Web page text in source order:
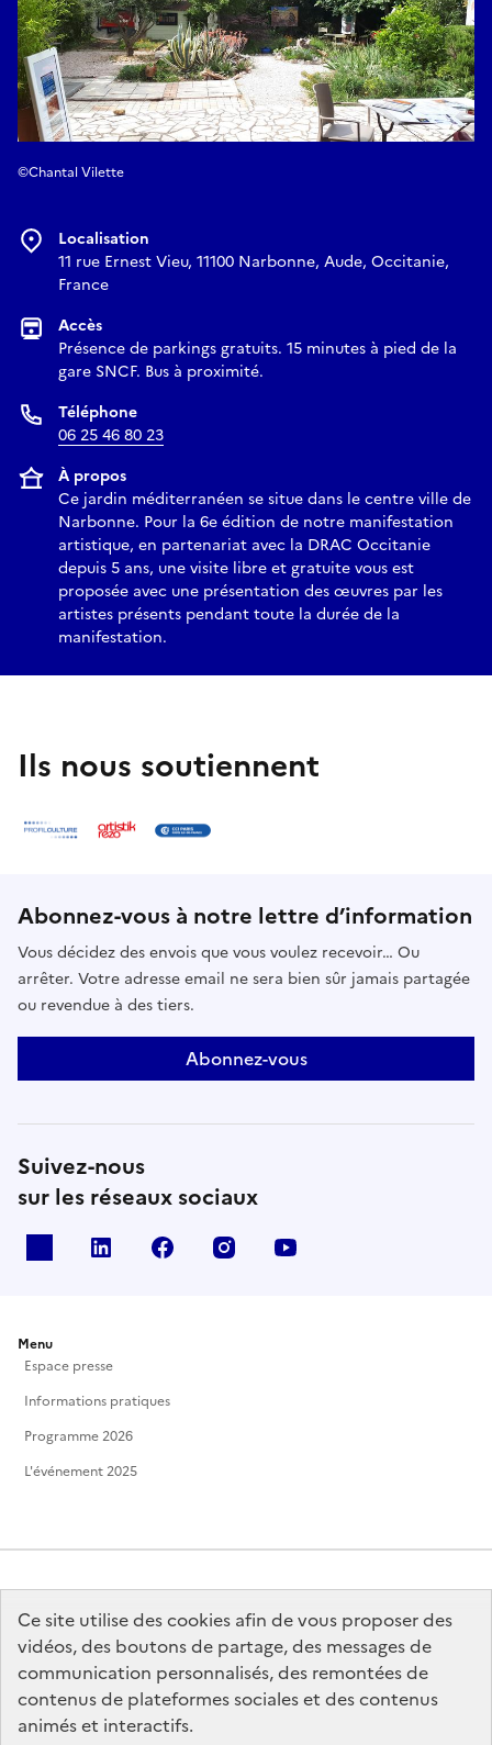
Ce site utilise des cookies afin de vous proposer des
vidéos, des boutons de partage, des messages de
communication personnalisés, des remontées de
contenus de plateformes sociales et des contenus
animés et interactifs.
©Chantal Vilette
Localisation
11 rue Ernest Vieu, 11100 Narbonne, Aude, Occitanie,
France
Accès
Présence de parkings gratuits. 15 minutes à pied de la
gare SNCF. Bus à proximité.
Téléphone
06 25 46 80 23
À propos
Ce jardin méditerranéen se situe dans le centre ville de
Narbonne. Pour la 6e édition de notre manifestation
artistique, en partenariat avec la DRAC Occitanie
depuis 5 ans, une visite libre et gratuite vous est
proposée avec une présentation des œuvres par les
artistes présents pendant toute la durée de la
manifestation.
Ils nous soutiennent
Abonnez-vous à notre lettre d’information
Vous décidez des envois que vous voulez recevoir… Ou
arrêter. Votre adresse email ne sera bien sûr jamais partagée
ou revendue à des tiers.
Abonnez-vous
Suivez-nous
sur les réseaux sociaux
Linkedin Facebook Instagram
Menu
Espace presse
Informations pratiques
Programme 2026
L'événement 2025
MINISTÈRE
DE LA CULTURE